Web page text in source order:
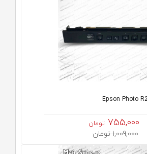
755,000 تومان
1,009,000 تومان